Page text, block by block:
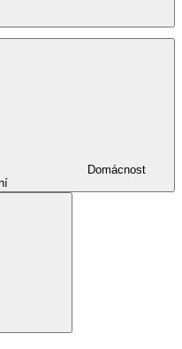
Domácnost